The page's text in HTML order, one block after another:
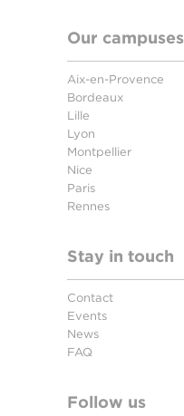
Our campuses
Aix-en-Provence
Bordeaux
Lille
Lyon
Montpellier
Nice
Paris
Rennes
Stay in touch
Contact
Events
News
FAQ
Follow us